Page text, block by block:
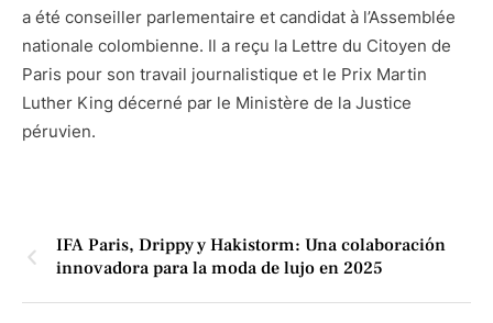
a été conseiller parlementaire et candidat à l’Assemblée
nationale colombienne. Il a reçu la Lettre du Citoyen de
Paris pour son travail journalistique et le Prix Martin
Luther King décerné par le Ministère de la Justice
péruvien.
IFA Paris, Drippy y Hakistorm: Una colaboración
innovadora para la moda de lujo en 2025